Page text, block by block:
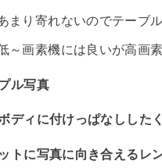
まり寄れないのでテーブ
～画素機には良いが高画
ル写真
ディに付けっぱなしした
トに写真に向き合えるレ